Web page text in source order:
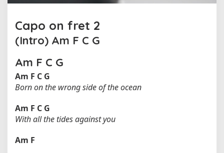
Capo on fret 2
(Intro) Am F C G
Am F C G
Am F C G
Born on the wrong side of the ocean
Am F C G
With all the tides against you
Am F